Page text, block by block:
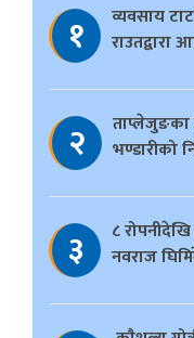
१
व्यवसाय
राउतद्वारा
२
ताप्लेजुङका
भण्डारीको
३
८
नवराज